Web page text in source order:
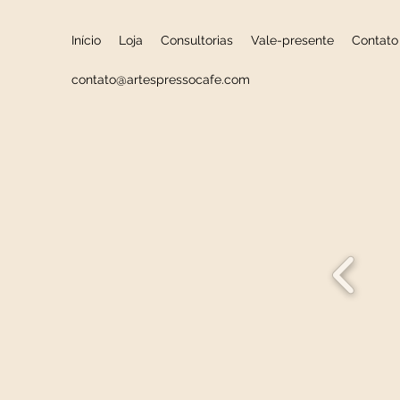
Início Loja Consultorias Vale-presente Contato
contato@artespressocafe.com